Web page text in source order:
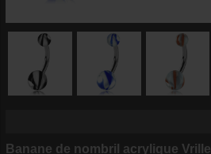
Banane de nombril acrylique Vrille